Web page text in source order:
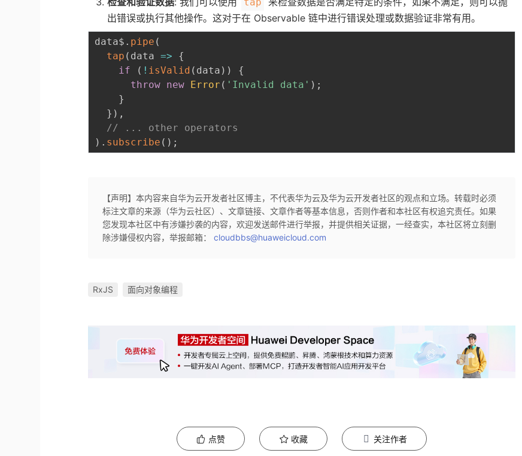
出错误或执行其他操作。这对于在 Observable 链中进行错误处理或数据验证非常有用。
data$ . pipe (
tap ( data =>
{
if
( ! isValid ( data ) )
{
throw new Error ( 'Invalid data' ) ;
}
} ) ,
// ... other operators
) . subscribe ( ) ;
【声明】本内容来自华为云开发者社区博主，不代表华为云及华为云开发者社区的观点和立场。转载时必须
标注文章的来源（华为云社区）、文章链接、文章作者等基本信息，否则作者和本社区有权追究责任。如果
您发现本社区中有涉嫌抄袭的内容，欢迎发送邮件进行举报，并提供相关证据，一经查实，本社区将立刻删
除涉嫌侵权内容，举报邮箱：cloudbbs@huaweicloud.com
RxJS 面向对象编程
点赞 收藏 关注作者